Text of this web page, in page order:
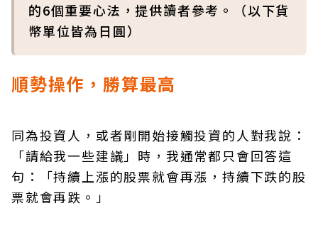
的6個重要心法，提供讀者參考。（以下貨
幣單位皆為日圓）
順勢操作，勝算最高
同為投資人，或者剛開始接觸投資的人對我說：
「請給我一些建議」時，我通常都只會回答這
句：「持續上漲的股票就會再漲，持續下跌的股
票就會再跌。」